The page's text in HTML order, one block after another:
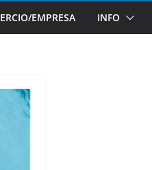
EMPRESA INFO